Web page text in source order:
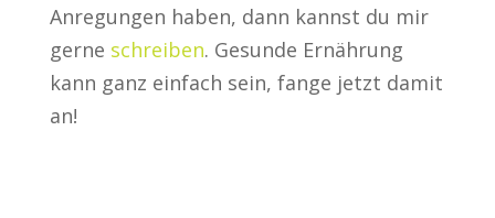
Anregungen haben, dann kannst du mir
gerne schreiben. Gesunde Ernährung
kann ganz einfach sein, fange jetzt damit
an!